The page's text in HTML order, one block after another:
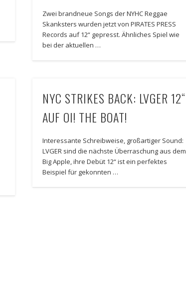
Zwei brandneue Songs der NYHC Reggae
Skanksters wurden jetzt von PIRATES PRESS
Records auf 12“ gepresst. Ähnliches Spiel wie
bei der aktuellen …
NYC STRIKES BACK: LVGER 12“
AUF OI! THE BOAT!
Interessante Schreibweise, großartiger Sound:
LVGER sind die nächste Überraschung aus dem
Big Apple, ihre Debüt 12“ ist ein perfektes
Beispiel für gekonnten …